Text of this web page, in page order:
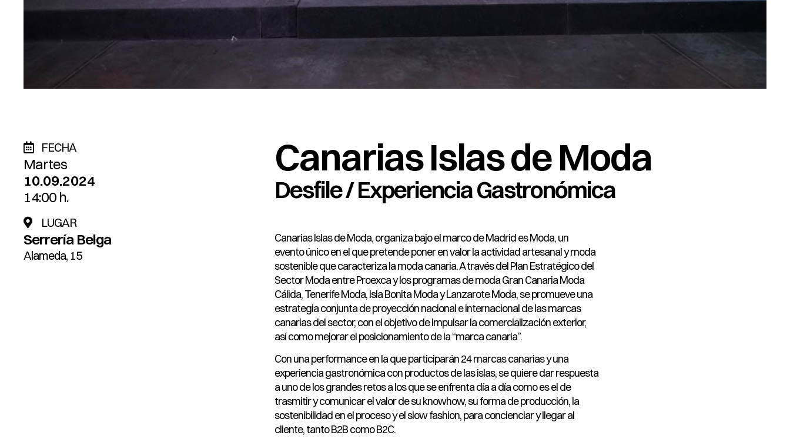
FECHA
Martes
10.09.2024
14:00 h.
LUGAR
Serrería Belga
Alameda, 15
Canarias Islas de Moda
Desfile / Experiencia Gastronómica
Canarias Islas de Moda, organiza bajo el marco de Madrid es Moda, un
evento único en el que pretende poner en valor la actividad artesanal y moda
sostenible que caracteriza la moda canaria. A través del Plan Estratégico del
Sector Moda entre Proexca y los programas de moda Gran Canaria Moda
Cálida, Tenerife Moda, Isla Bonita Moda y Lanzarote Moda, se promueve una
estrategia conjunta de proyección nacional e internacional de las marcas
canarias del sector, con el objetivo de impulsar la comercialización exterior,
así como mejorar el posicionamiento de la “marca canaria”.
Con una performance en la que participarán 24 marcas canarias y una
experiencia gastronómica con productos de las islas, se quiere dar respuesta
a uno de los grandes retos a los que se enfrenta día a día como es el de
trasmitir y comunicar el valor de su knowhow, su forma de producción, la
sostenibilidad en el proceso y el slow fashion, para concienciar y llegar al
cliente, tanto B2B como B2C.